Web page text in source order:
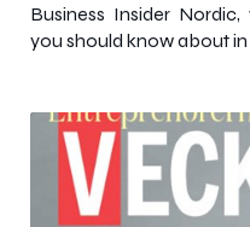
Business Insider
you should know about